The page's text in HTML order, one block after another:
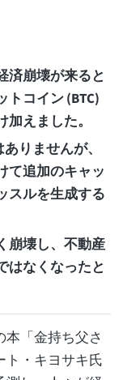
済崩壊が来ると
コイン (BTC)
えました。
りませんが、
て追加のキャッ
スルを生成する
崩壊し、不動産
はなくなったと
「金持ち父さ
ト・キヨサキ氏